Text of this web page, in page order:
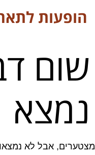
הופעות לתאריך: 10
שום
נמצא
מצטערים, אבל לא